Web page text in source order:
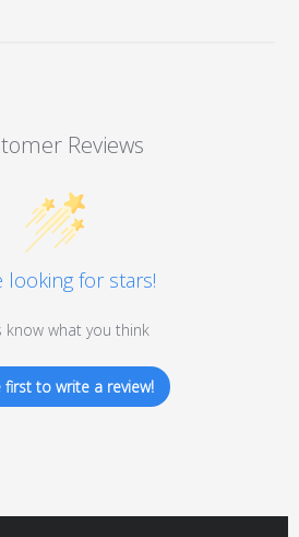
Reviews
looking for stars!
know what you think
first to write a review!